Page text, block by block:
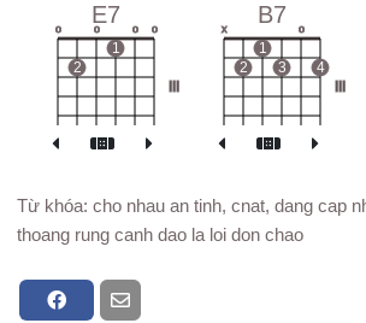
E7
o
2
o
1
o o
B7
x
2
1
3
o
4
Từ khóa: cho nhau an tinh, cnat, dang cap
thoang rung canh dao la loi don chao